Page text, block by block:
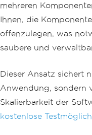
mehreren
Ihnen, die
offenzulegen, was
saubere und
Dieser Ansatz sichert
Anwendung, sondern
Skalierbarkeit der
kostenlose